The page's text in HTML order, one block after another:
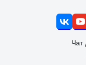
Чат